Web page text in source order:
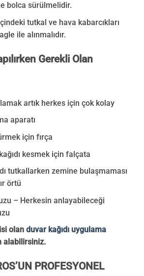
bolca sürülmelidir.
tutkal ve hava kabarcıkları
ile alınmalıdır.
Gerekli Olan
artık herkes için çok kolay
aparatı
için fırça
kesmek için falçata
tutkallarken zemine bulaşmaması
örtü
– Herkesin anlayabileceği
olan duvar kağıdı uygulama
alabilirsiniz.
PROFESYONEL